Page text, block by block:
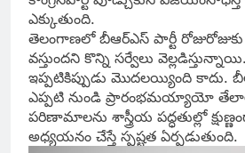
ఎక్కుతుంది.
తెలంగాణలో బీఆర్‌ఎస్‌ పార్టీ
వస్తుందని కొన్ని సర్వేలు
ఇప్పటికిప్పుడు మొదలయ్యింది కాదు.
ఎప్పటి నుండి ప్రారంభమయ్యాయో
పరిణామాలను శాస్త్రీయ పద్ధతుల్లో
అధ్యయనం చేస్తే స్పష్టత ఏర్పడుతుంది.